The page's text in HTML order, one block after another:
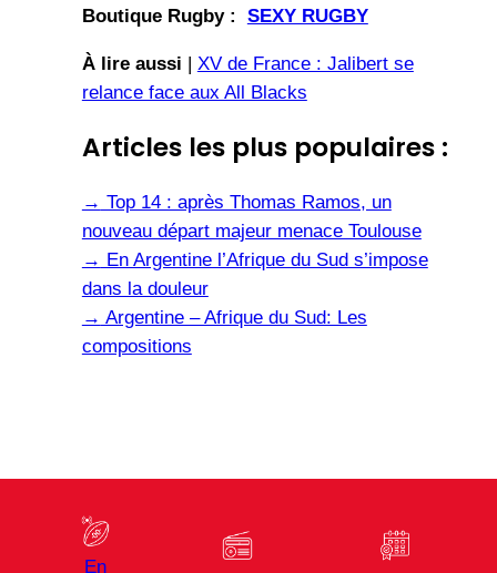
Boutique Rugby : SEXY RUGBY
À lire aussi | XV de France : Jalibert se
relance face aux All Blacks
Articles les plus populaires :
→ Top 14 : après Thomas Ramos, un
nouveau départ majeur menace Toulouse
→ En Argentine l’Afrique du Sud s’impose
dans la douleur
→ Argentine – Afrique du Sud: Les
compositions
En